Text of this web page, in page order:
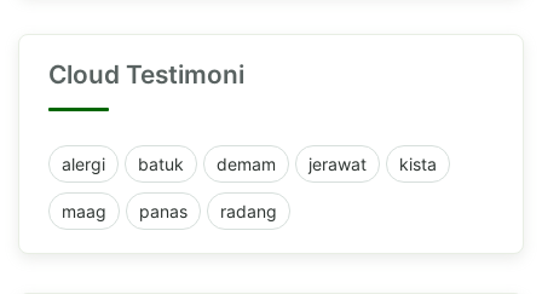
Cloud Testimoni
alergi batuk demam jerawat kista
maag panas radang